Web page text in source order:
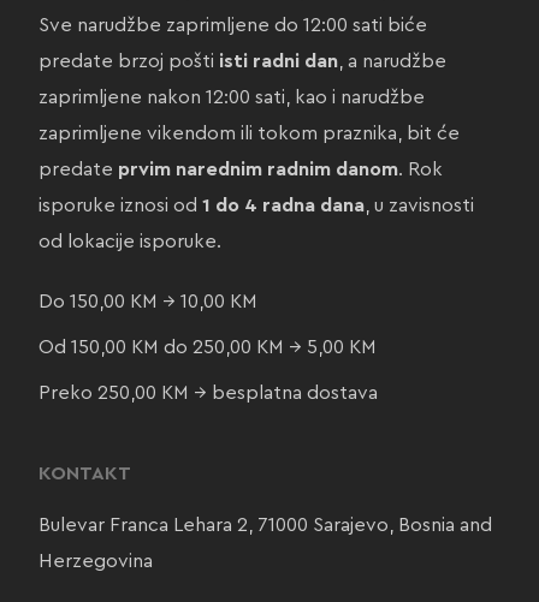
Sve narudžbe zaprimljene do 12:00 sati biće
predate brzoj pošti isti radni dan, a narudžbe
zaprimljene nakon 12:00 sati, kao i narudžbe
zaprimljene vikendom ili tokom praznika, bit će
predate prvim narednim radnim danom. Rok
isporuke iznosi od 1 do 4 radna dana, u zavisnosti
od lokacije isporuke.
Do 150,00 KM → 10,00 KM
Od 150,00 KM do 250,00 KM → 5,00 KM
Preko 250,00 KM → besplatna dostava
KONTAKT
Bulevar Franca Lehara 2, 71000 Sarajevo, Bosnia and
Herzegovina